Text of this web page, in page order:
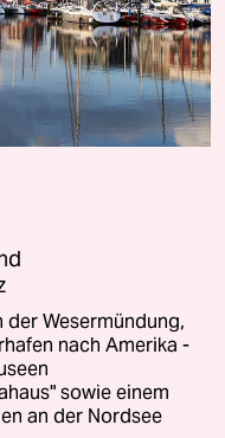
der Wesermündung,
nach Amerika -
sowie einem
an der Nordsee